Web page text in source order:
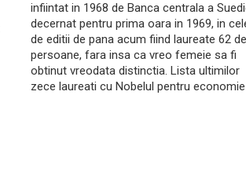
infiintat in 1968 de Banca centrala a
decernat pentru prima oara in 1969, in
de editii de pana acum fiind laureate 62 de
persoane, fara insa ca vreo femeie sa fi
obtinut vreodata distinctia. Lista ultimilor
zece laureati cu Nobelul pentru economie